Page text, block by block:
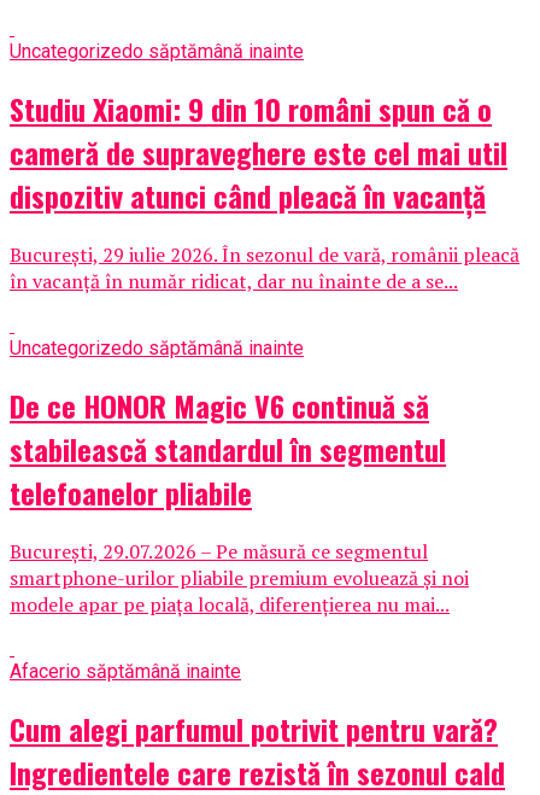
Uncategorizedo săptămână inainte
Studiu Xiaomi: 9 din 10 români spun că o
cameră de supraveghere este cel mai util
dispozitiv atunci când pleacă în vacanță
București, 29 iulie 2026. În sezonul de vară, românii pleacă
în vacanță în număr ridicat, dar nu înainte de a se...
Uncategorizedo săptămână inainte
De ce HONOR Magic V6 continuă să
stabilească standardul în segmentul
telefoanelor pliabile
București, 29.07.2026 – Pe măsură ce segmentul
smartphone-urilor pliabile premium evoluează și noi
modele apar pe piața locală, diferențierea nu mai...
Afacerio săptămână inainte
Cum alegi parfumul potrivit pentru vară?
Ingredientele care rezistă în sezonul cald